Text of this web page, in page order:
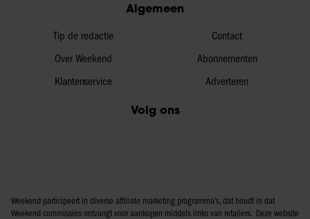
Algemeen
Tip de redactie
Over Weekend
Klantenservice
Contact
Abonnementen
Adverteren
Volg ons
Weekend participeert in diverse affiliate marketing programma’s, dat houdt in dat
Weekend commissies ontvangt voor aankopen middels links van retailers. Deze website